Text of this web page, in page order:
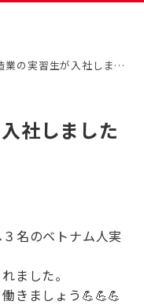
習生が入社しました（ベトナム）
社しました
名のベトナム人実
ました。
きましょう💪💪💪